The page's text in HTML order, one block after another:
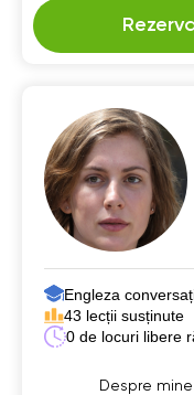
Engleza
43 lecții susținute
0 de locuri libere
Despre mine